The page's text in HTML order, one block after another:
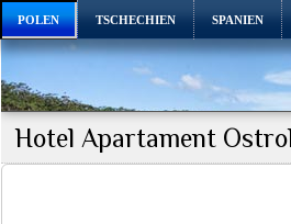
POLEN TSCHECHIEN SPANIEN
Hotel Apartament